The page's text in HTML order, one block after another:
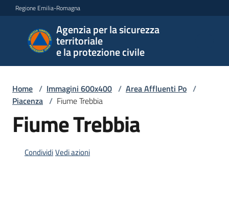
Vai al contenuto
Vai alla navigazione
Vai al footer
Regione Emilia-Romagna
Agenzia per la sicurezza
territoriale
e la protezione civile
Agenzia
per la
sicurezza
e la
protezione
Argomenti
Home / Immagini 600x400 / Area Affluenti Po /
Piacenza / Fiume Trebbia
Fiume Trebbia
CondividiVedi azioni